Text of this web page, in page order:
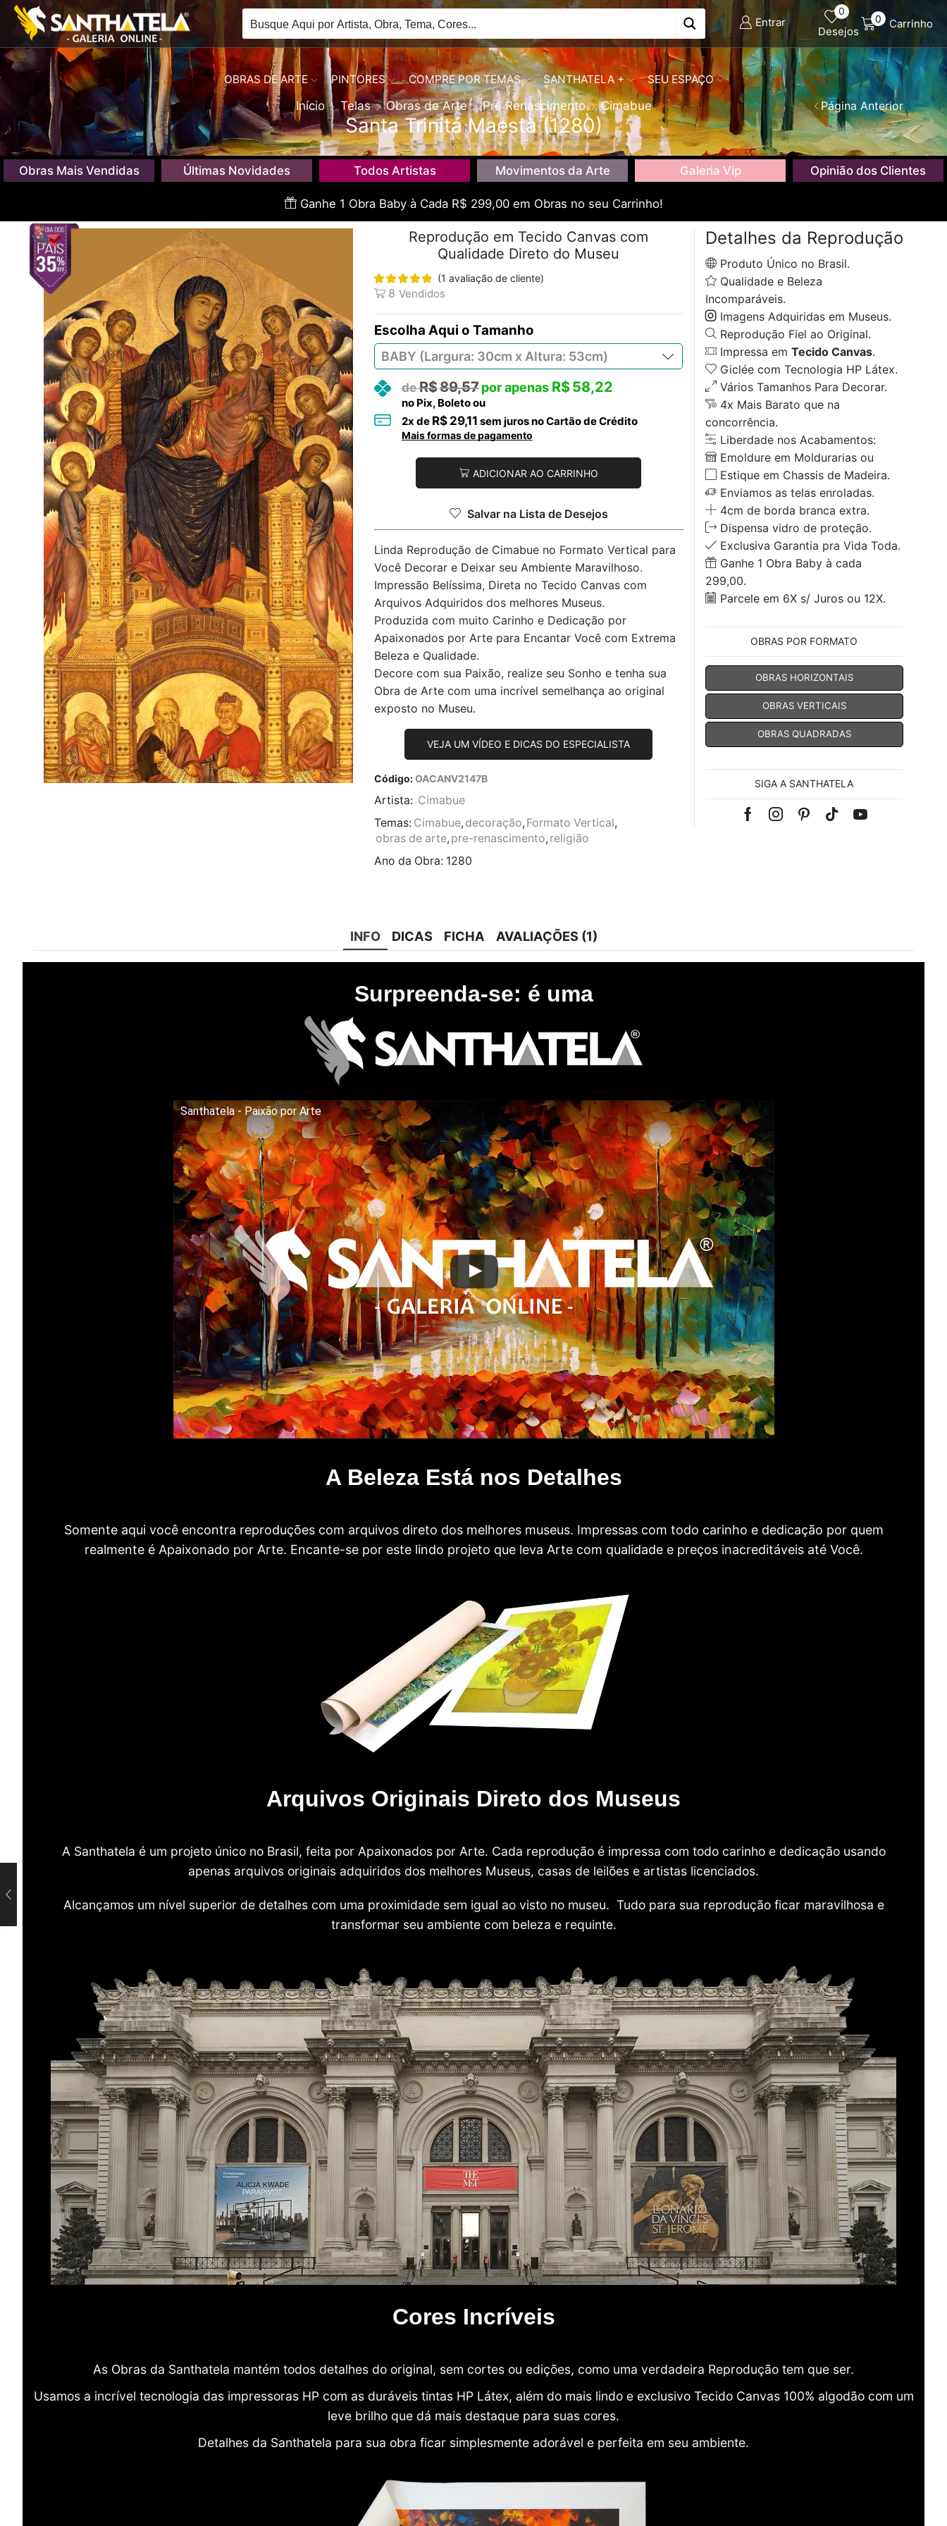
Entrar
0
Desejos
0 Carrinho
OBRAS DE ARTE PINTORES COMPRE POR TEMAS SANTHATELA + SEU ESPAÇO
Início Telas Obras de Arte Pré Renascimento Cimabue
Santa Trinitá Maestà (1280)
Página Anterior
Obras Mais Vendidas Últimas Novidades Todos Artistas Movimentos da Arte Galeria Vip Opinião dos Clientes
Ganhe 1 Obra Baby à Cada R$ 299,00 em Obras no seu Carrinho!
Reprodução em Tecido Canvas com
Qualidade Direto do Museu
(1 avaliação de cliente)
8 Vendidos
Tamanho
R$89,57 R$58,22
no Pix, Boleto ou
2x de R$ 29,11 sem juros no Cartão de Crédito
Mais formas de pagamento
ADICIONAR AO CARRINHO
Salvar na Lista de Desejos
Linda Reprodução de Cimabue no Formato Vertical para
Você Decorar e Deixar seu Ambiente Maravilhoso.
Impressão Belíssima, Direta no Tecido Canvas com
Arquivos Adquiridos dos melhores Museus.
Produzida com muito Carinho e Dedicação por
Apaixonados por Arte para Encantar Você com Extrema
Beleza e Qualidade.
Decore com sua Paixão, realize seu Sonho e tenha sua
Obra de Arte com uma incrível semelhança ao original
exposto no Museu.
VEJA UM VÍDEO E DICAS DO ESPECIALISTA
Código:OACANV2147B
Artista: Cimabue
Temas: Cimabue, decoração, Formato Vertical,
obras de arte, pre-renascimento, religião
Ano da Obra: 1280
Detalhes da Reprodução
Produto Único no Brasil.
Qualidade e Beleza
Incomparáveis.
Imagens Adquiridas em Museus.
Reprodução Fiel ao Original.
Impressa em Tecido Canvas.
Giclée com Tecnologia HP Látex.
Vários Tamanhos Para Decorar.
4x Mais Barato que na
concorrência.
Liberdade nos Acabamentos:
Emoldure em Moldurarias ou
Estique em Chassis de Madeira.
Enviamos as telas enroladas.
4cm de borda branca extra.
Dispensa vidro de proteção.
Exclusiva Garantia pra Vida Toda.
Ganhe 1 Obra Baby à cada
299,00.
Parcele em 6X s/ Juros ou 12X.
OBRAS POR FORMATO
OBRAS HORIZONTAIS
OBRAS VERTICAIS
OBRAS QUADRADAS
SIGA A SANTHATELA
FacebookInstagramPinterest
Tik-Youtube
INFO DICAS FICHA AVALIAÇÕES (1)
Surpreenda-se: é uma
Santhatela - Paixão por Arte
A Beleza Está nos Detalhes
Somente aqui você encontra reproduções com arquivos direto dos melhores museus. Impressas com todo carinho e dedicação por quem
realmente é Apaixonado por Arte. Encante-se por este lindo projeto que leva Arte com qualidade e preços inacreditáveis até Você.
Arquivos Originais Direto dos Museus
A Santhatela é um projeto único no Brasil, feita por Apaixonados por Arte. Cada reprodução é impressa com todo carinho e dedicação usando
apenas arquivos originais adquiridos dos melhores Museus, casas de leilões e artistas licenciados.
Alcançamos um nível superior de detalhes com uma proximidade sem igual ao visto no museu. Tudo para sua reprodução ficar maravilhosa e
transformar seu ambiente com beleza e requinte.
Cores Incríveis
As Obras da Santhatela mantém todos detalhes do original, sem cortes ou edições, como uma verdadeira Reprodução tem que ser.
Usamos a incrível tecnologia das impressoras HP com as duráveis tintas HP Látex, além do mais lindo e exclusivo Tecido Canvas 100% algodão com um
leve brilho que dá mais destaque para suas cores.
Detalhes da Santhatela para sua obra ficar simplesmente adorável e perfeita em seu ambiente.